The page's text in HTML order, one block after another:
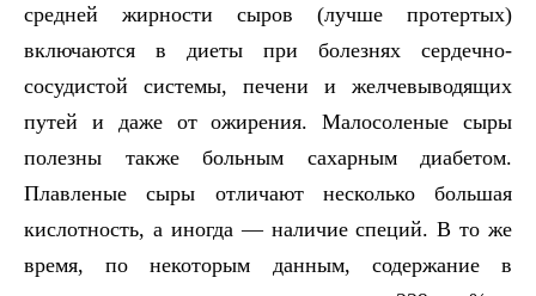
средней жирности сыров (лучше протертых)
включаются в диеты при болезнях сердечно-
сосудистой системы, печени и желчевыводящих
путей и даже от ожирения. Малосоленые сыры
полезны также больным сахарным диабетом.
Плавленые сыры отличают несколько большая
кислотность, а иногда — наличие специй. В то же
время, по некоторым данным, содержание в